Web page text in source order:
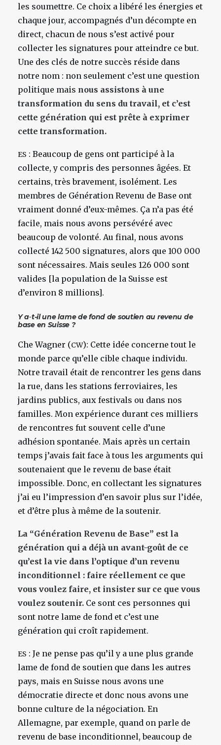
les soumettre. Ce choix a libéré les énergies et
chaque jour, accompagnés d’un décompte en
direct, chacun de nous s’est activé pour
collecter les signatures pour atteindre ce but.
Une des clés de notre succès réside dans
notre nom : non seulement c’est une question
politique mais nous assistons à une
transformation du sens du travail, et c’est
cette génération qui est prête à exprimer
cette transformation.
ES : Beaucoup de gens ont participé à la
collecte, y compris des personnes âgées. Et
certains, très bravement, isolément. Les
membres de Génération Revenu de Base ont
vraiment donné d’eux-mêmes. Ça n’a pas été
facile, mais nous avons persévéré avec
beaucoup de volonté. Au final, nous avons
collecté 142 500 signatures, alors que 100 000
sont nécessaires. Mais seules 126 000 sont
valides [la population de la Suisse est
d’environ 8 millions].
Y a‑t-il une lame de fond de soutien au revenu de
base en Suisse ?
Che Wagner (CW): Cette idée concerne tout le
monde parce qu’elle cible chaque individu.
Notre travail était de rencontrer les gens dans
la rue, dans les stations ferroviaires, les
jardins publics, aux festivals ou dans nos
familles. Mon expérience durant ces milliers
de rencontres fut souvent celle d’une
adhésion spontanée. Mais après un certain
temps j’avais fait face à tous les arguments qui
soutenaient que le revenu de base était
impossible. Donc, en collectant les signatures
j’ai eu l’impression d’en savoir plus sur l’idée,
et d’être plus à même de la soutenir.
La “Génération Revenu de Base” est la
génération qui a déjà un avant-goût de ce
qu’est la vie dans l’optique d’un revenu
inconditionnel : faire réellement ce que
vous voulez faire, et insister sur ce que vous
voulez soutenir. Ce sont ces personnes qui
sont notre lame de fond et c’est une
génération qui croît rapidement.
ES : Je ne pense pas qu’il y a une plus grande
lame de fond de soutien que dans les autres
pays, mais en Suisse nous avons une
démocratie directe et donc nous avons une
bonne culture de la négociation. En
Allemagne, par exemple, quand on parle de
revenu de base inconditionnel, beaucoup de